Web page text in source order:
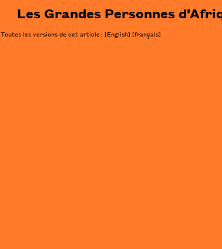
Les Grandes Personnes
Toutes les versions de cet article :[English] [français]